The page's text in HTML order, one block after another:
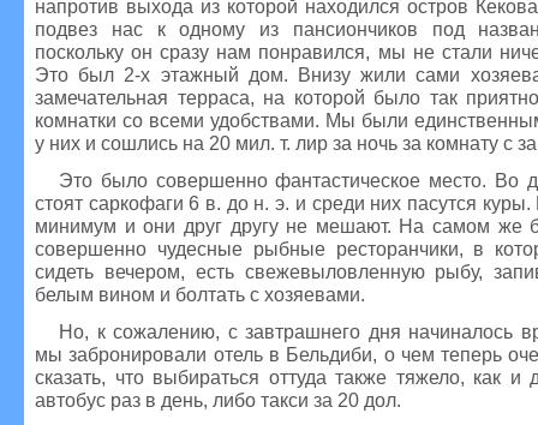
напротив выхода из которой находился остров
подвез нас к одному из пансиончиков под
поскольку он сразу нам понравился, мы не стали
Это был 2-х этажный дом. Внизу жили сами
замечательная терраса, на которой было так
комнатки со всеми удобствами. Мы были
у них и сошлись на 20 мил. т. лир за ночь за комнату с
Это было совершенно фантастическое место. Во
стоят саркофаги 6 в. до н. э. и среди них пасутся
минимум и они друг другу не мешают. На самом же
совершенно чудесные рыбные ресторанчики, в
сидеть вечером, есть свежевыловленную рыбу,
белым вином и болтать с хозяевами.
Но, к сожалению, с завтрашнего дня начиналось
мы забронировали отель в Бельдиби, о чем теперь
сказать, что выбираться оттуда также тяжело, как и
автобус раз в день, либо такси за 20 дол.